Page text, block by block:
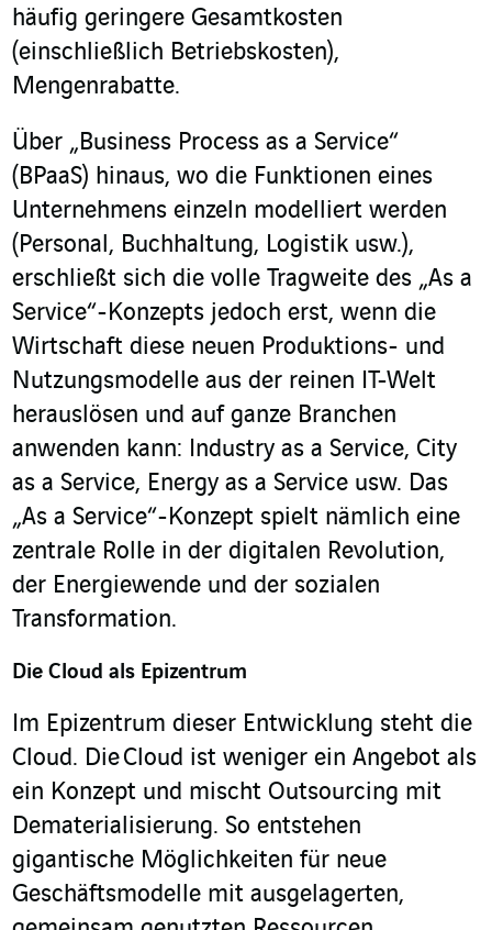
häufig geringere Gesamtkosten
(einschließlich Betriebskosten),
Mengenrabatte.
Über „Business Process as a Service“
(BPaaS) hinaus, wo die Funktionen eines
Unternehmens einzeln modelliert werden
(Personal, Buchhaltung, Logistik usw.),
erschließt sich die volle Tragweite des „As a
Service“-Konzepts jedoch erst, wenn die
Wirtschaft diese neuen Produktions- und
Nutzungsmodelle aus der reinen IT-Welt
herauslösen und auf ganze Branchen
anwenden kann: Industry as a Service, City
as a Service, Energy as a Service usw. Das
„As a Service“-Konzept spielt nämlich eine
zentrale Rolle in der digitalen Revolution,
der Energiewende und der sozialen
Transformation.
Die Cloud als Epizentrum
Im Epizentrum dieser Entwicklung steht die
Cloud. Die Cloud ist weniger ein Angebot als
ein Konzept und mischt Outsourcing mit
Dematerialisierung. So entstehen
gigantische Möglichkeiten für neue
Geschäftsmodelle mit ausgelagerten,